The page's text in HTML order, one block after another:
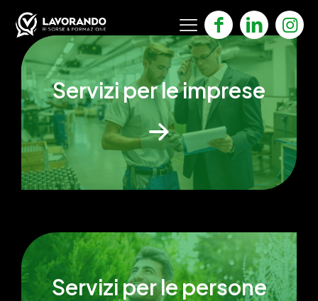
Servizi per le imprese
Servizi per le persone